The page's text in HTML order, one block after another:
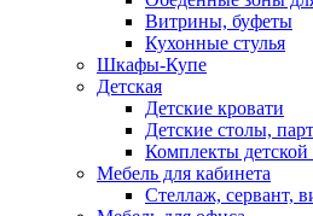
Витрины, буфеты
Кухонные стулья
Шкафы-Купе
Детская
Детские кровати
Детские столы,
Комплекты детской
Мебель для кабинета
Стеллаж, сервант,